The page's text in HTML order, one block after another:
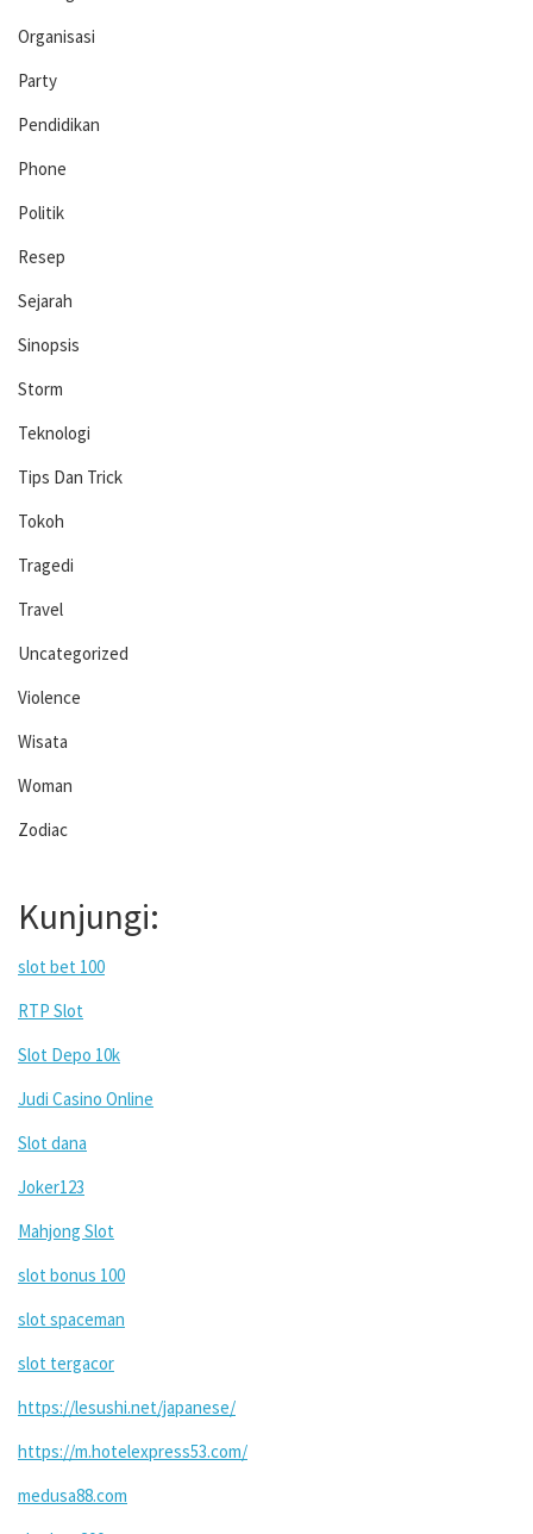
Organisasi
Party
Pendidikan
Phone
Politik
Resep
Sejarah
Sinopsis
Storm
Teknologi
Tips Dan Trick
Tokoh
Tragedi
Travel
Uncategorized
Violence
Wisata
Woman
Zodiac
Kunjungi:
slot bet 100
RTP Slot
Slot Depo 10k
Judi Casino Online
Slot dana
Joker123
Mahjong Slot
slot bonus 100
slot spaceman
slot tergacor
https://lesushi.net/japanese/
https://m.hotelexpress53.com/
medusa88.com